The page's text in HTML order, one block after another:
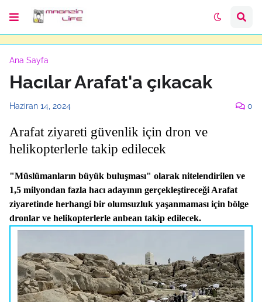
Ana Sayfa
Hacılar Arafat'a çıkacak
Haziran 14, 2024 0
Arafat ziyareti güvenlik için dron ve
helikopterlerle takip edilecek
"Müslümanların büyük buluşması" olarak nitelendirilen ve
1,5 milyondan fazla hacı adayının gerçekleştireceği Arafat
ziyaretinde herhangi bir olumsuzluk yaşanmaması için bölge
dronlar ve helikopterlerle anbean takip edilecek.